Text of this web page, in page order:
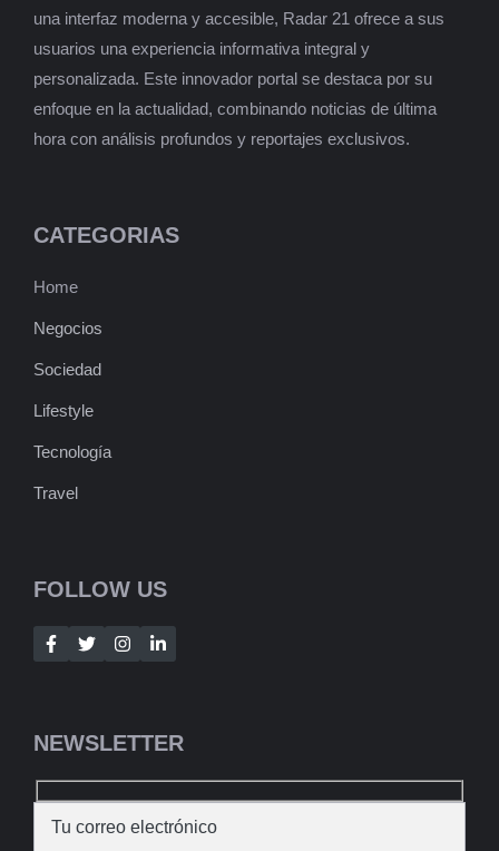
una interfaz moderna y accesible, Radar 21 ofrece a sus
usuarios una experiencia informativa integral y
personalizada. Este innovador portal se destaca por su
enfoque en la actualidad, combinando noticias de última
hora con análisis profundos y reportajes exclusivos.
CATEGORIAS
Home
Negocios
Sociedad
Lifestyle
Tecnología
Travel
FOLLOW US
NEWSLETTER